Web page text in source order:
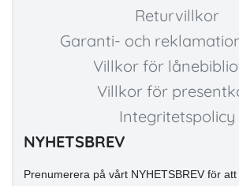
Returvillkor
Garanti- och
Villkor för
Villkor för
Integritetspolicy
NYHETSBREV
Prenumerera på vårt NYHETSBREV för